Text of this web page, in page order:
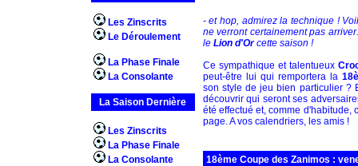
Les Zinscrits
Le Déroulement
La Phase Finale
La Consolante
La Saison Dernière
Les Zinscrits
La Phase Finale
La Consolante
- et hop, admirez la technique !
ne verront certainement pas
le Lion d'Orcette saison !
Ce sympathique et talentueux
peut-être lui qui remportera la
son style de jeu bien particulier ?
découvrir qui seront ses
été effectué et, comme
page. A vos calendriers, les amis !
18ème Coupe des Zanimos :